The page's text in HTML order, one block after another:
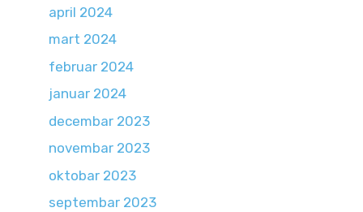
april 2024
mart 2024
februar 2024
januar 2024
decembar 2023
novembar 2023
oktobar 2023
septembar 2023